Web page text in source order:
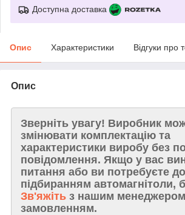
Доступна доставка
Опис Характеристики Відгуки про
Опис
Зверніть увагу! Виробник
змінювати комплектацію та
характеристики виробу без
повідомлення. Якщо у вас
питання або ви потребуєте
підбиранням автомагнітоли,
Зв'яжіть з нашим
замовленням.